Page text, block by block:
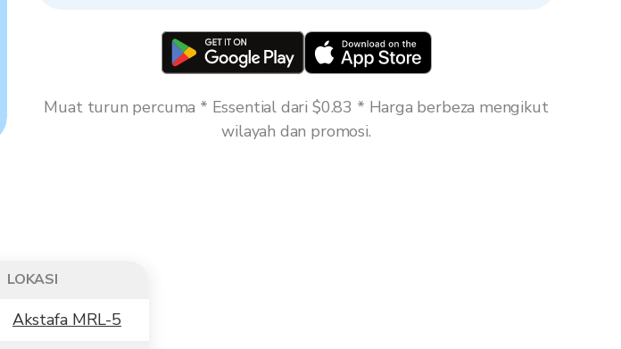
Muat turun percuma * Essential dari $0.83 * Harga berbeza mengikut
wilayah dan promosi.
LOKASI
Akstafa MRL-5